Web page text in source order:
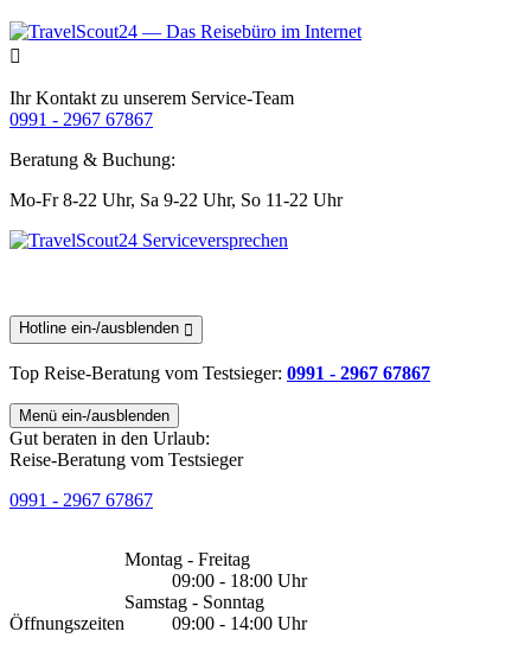
Ihr Kontakt zu unserem Service-Team
0991 - 2967 67867
Beratung & Buchung:
Mo-Fr 8-22 Uhr, Sa 9-22 Uhr, So 11-22 Uhr
Hotline ein-/ausblenden
Top Reise-Beratung vom Testsieger: 0991 - 2967 67867
Menü ein-/ausblenden
Gut beraten in den Urlaub:
Reise-Beratung vom Testsieger
0991 - 2967 67867
Öffnungszeiten
Montag - Freitag
09:00 - 18:00 Uhr
Samstag - Sonntag
09:00 - 14:00 Uhr